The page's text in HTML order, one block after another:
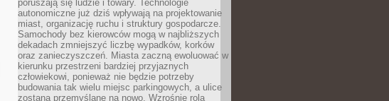
poruszają się ludzie i towary. Technologie
autonomiczne już dziś wpływają na projektowanie
miast, organizację ruchu i struktury gospodarcze.
Samochody bez kierowców mogą w najbliższych
dekadach zmniejszyć liczbę wypadków, korków
oraz zanieczyszczeń. Miasta zaczną ewoluować w
kierunku przestrzeni bardziej przyjaznych
człowiekowi, ponieważ nie będzie potrzeby
budowania tak wielu miejsc parkingowych, a ulice
zostaną przemyślane na nowo. Wzrośnie rola